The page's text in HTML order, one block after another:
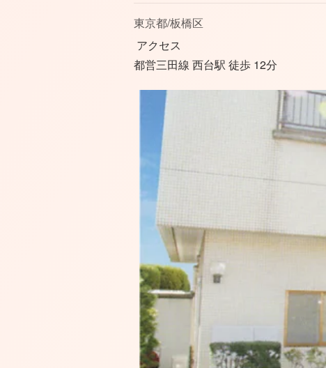
東京都/板橋区
アクセス
都営三田線 西台駅 徒歩 12分